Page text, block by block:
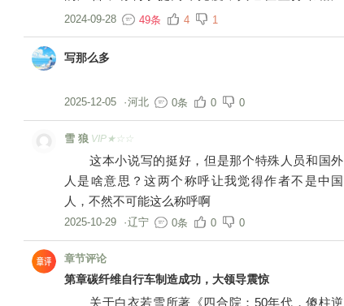
告，一律小黑屋。
2024-09-28 49条 4 1
写那么多
2025-12-05 ·河北 0条 0 0
雪 狼 VIP★☆☆
这本小说写的挺好，但是那个特殊人员和国外
人是啥意思？这两个称呼让我觉得作者不是中国
人，不然不可能这么称呼啊
2025-10-29 ·辽宁 0条 0 0
章节评论
第章碳纤维自行车制造成功，大领导震惊
关于白衣若雪所著《四合院：50年代，傻柱逆